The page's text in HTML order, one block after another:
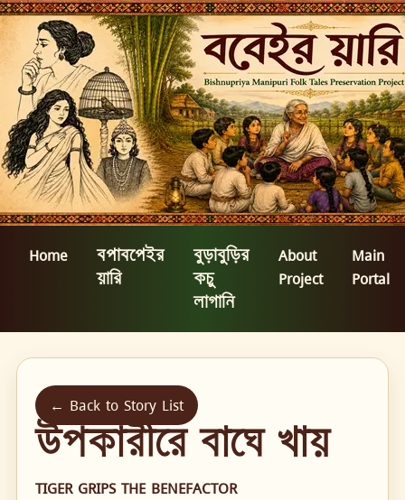
Home
বপাবপেইর
য়ারি
বুড়াবুড়ির
কচু
লাগানি
About
Project
Main
Portal
← Back to Story List
উপকারীরে বাঘে খায়
TIGER GRIPS THE BENEFACTOR